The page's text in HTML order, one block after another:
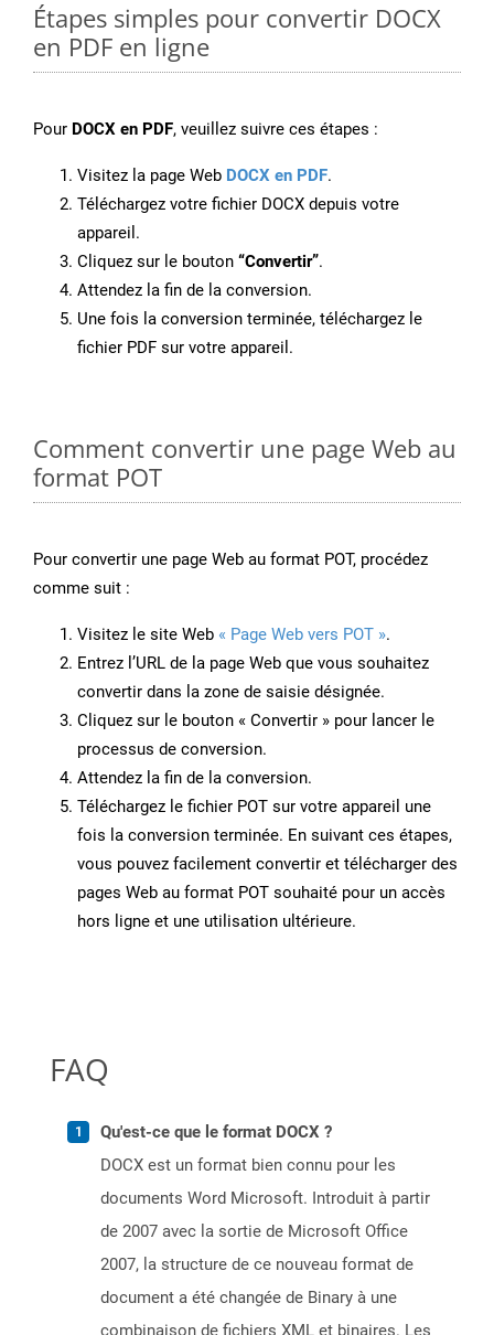
Étapes simples pour convertir DOCX
en PDF en ligne
Pour DOCX en PDF, veuillez suivre ces étapes :
Visitez la page Web DOCX en PDF.
Téléchargez votre fichier DOCX depuis votre
appareil.
Cliquez sur le bouton “Convertir”.
Attendez la fin de la conversion.
Une fois la conversion terminée, téléchargez le
fichier PDF sur votre appareil.
Comment convertir une page Web au
format POT
Pour convertir une page Web au format POT, procédez
comme suit :
Visitez le site Web « Page Web vers POT ».
Entrez l’URL de la page Web que vous souhaitez
convertir dans la zone de saisie désignée.
Cliquez sur le bouton « Convertir » pour lancer le
processus de conversion.
Attendez la fin de la conversion.
Téléchargez le fichier POT sur votre appareil une
fois la conversion terminée. En suivant ces étapes,
vous pouvez facilement convertir et télécharger des
pages Web au format POT souhaité pour un accès
hors ligne et une utilisation ultérieure.
FAQ
Qu'est-ce que le format DOCX ?
DOCX est un format bien connu pour les
documents Word Microsoft. Introduit à partir
de 2007 avec la sortie de Microsoft Office
2007, la structure de ce nouveau format de
document a été changée de Binary à une
combinaison de fichiers XML et binaires. Les